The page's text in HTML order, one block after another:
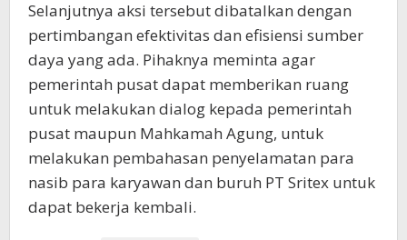
Selanjutnya aksi tersebut dibatalkan dengan
pertimbangan efektivitas dan efisiensi sumber
daya yang ada. Pihaknya meminta agar
pemerintah pusat dapat memberikan ruang
untuk melakukan dialog kepada pemerintah
pusat maupun Mahkamah Agung, untuk
melakukan pembahasan penyelamatan para
nasib para karyawan dan buruh PT Sritex untuk
dapat bekerja kembali.